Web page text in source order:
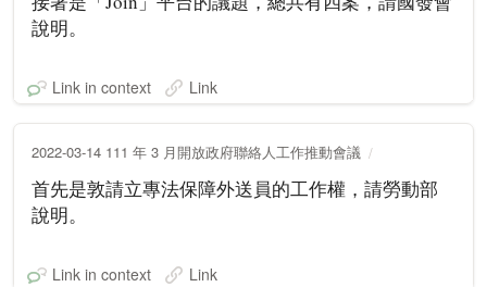
說明。
Link in context Link
2022-03-14 111 年 3 月開放政府聯絡人工作推動會議
首先是敦請立專法保障外送員的工作權，請勞動部
說明。
Link in context Link